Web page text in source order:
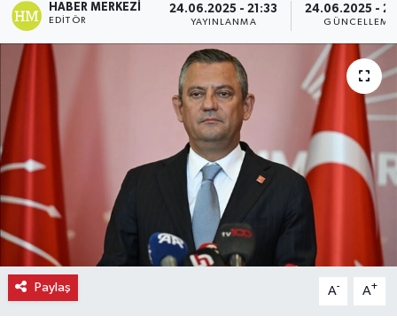
HABER MERKEZI
EDITÖR
24.06.2025 - 21:33
YAYINLANMA
24.06.2025 -
GÜNCELLEME
Paylaş A- A+
Eleman
Emlak
Haber
İlçe Haberleri
Keşfet